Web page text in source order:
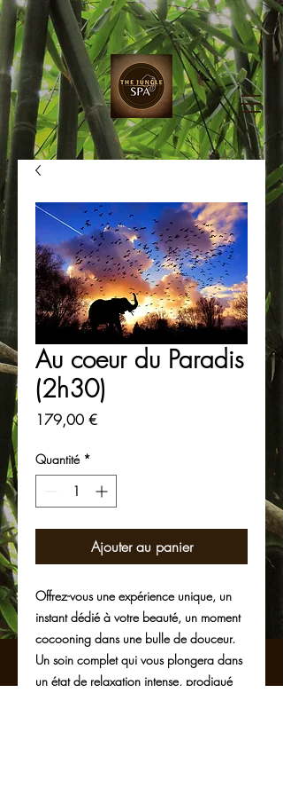
Au coeur du Paradis
(2h30)
179,00 €Prix
Quantité *
Ajouter au panier
Offrez-vous une expérience unique, un
instant dédié à votre beauté, un moment
cocooning dans une bulle de douceur.
Un soin complet qui vous plongera dans
un état de relaxation intense, prodigué